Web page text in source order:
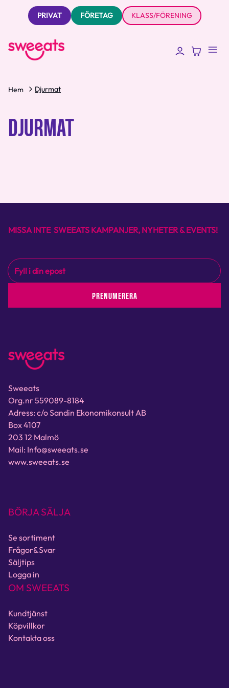
PRIVAT FÖRETAG KLASS/FÖRENING
Hem Djurmat
DJURMAT
MISSA INTE SWEEATS KAMPANJER, NYHETER & EVENTS!
PRENUMERERA
Sweeats
Org.nr 559089-8184
Adress: c/o Sandin Ekonomikonsult AB
Box 4107
203 12 Malmö
Mail: Info@sweeats.se
www.sweeats.se
BÖRJA SÄLJA
Se sortiment
Frågor&Svar
Säljtips
Logga in
OM SWEEATS
Kundtjänst
Köpvillkor
Kontakta oss